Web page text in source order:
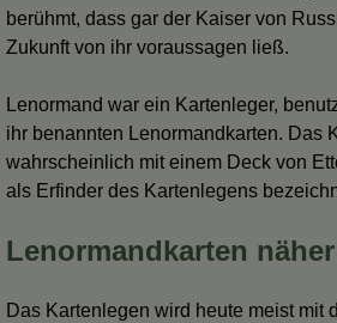
berühmt, dass gar der Kaiser von
Zukunft von ihr voraussagen ließ.
Lenormand war ein Kartenleger,
ihr benannten Lenormandkarten. Das
wahrscheinlich mit einem Deck von
als Erfinder des Kartenlegens
Lenormandkarten
Das Kartenlegen wird heute meist mit